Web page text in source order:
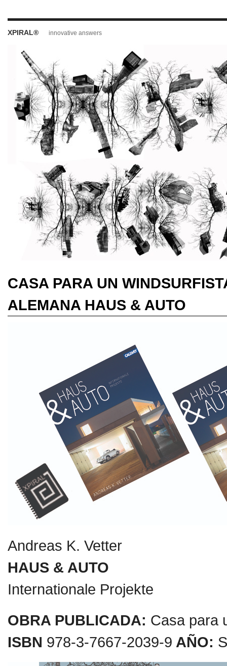
XPIRAL® innovative answers
CASA PARA UN
ALEMANA HAUS & AUTO
Andreas K. Vetter
HAUS & AUTO
Internationale Projekte
OBRA PUBLICADA: Casa para
ISBN 978-3-7667-2039-9 AÑO: